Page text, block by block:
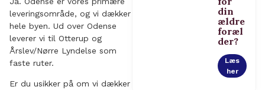
leveringsområde, og vi dækker
hele byen. Ud over Odense
leverer vi til Otterup og
Årslev/Nørre Lyndelse som
faste ruter.
Er du usikker på om vi dækker
din
ældre
foræl
der?
Læs
her